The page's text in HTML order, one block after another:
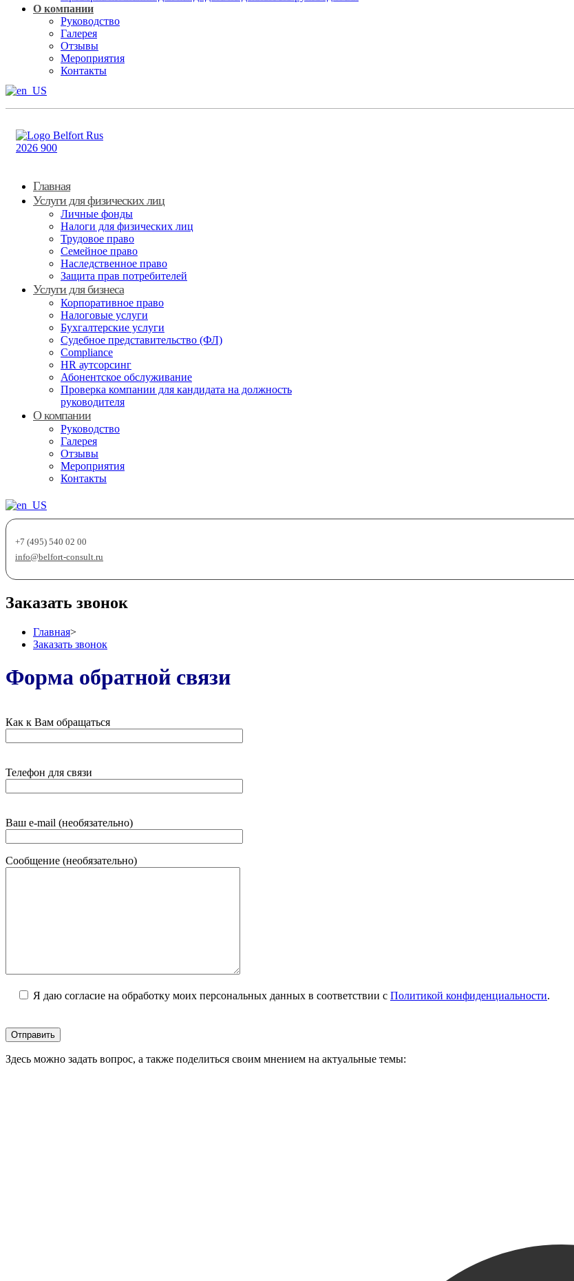
О компании
Руководство
Галерея
Отзывы
Мероприятия
Контакты
Главная
Услуги для физических лиц
Личные фонды
Налоги для физических лиц
Трудовое право
Семейное право
Наследственное право
Защита прав потребителей
Услуги для бизнеса
Корпоративное право
Налоговые услуги
Бухгалтерские услуги
Судебное представительство (ФЛ)
Compliance
HR аутсорсинг
Абонентское обслуживание
Проверка компании для кандидата на должность
руководителя
О компании
Руководство
Галерея
Отзывы
Мероприятия
Контакты
+7 (495) 540 02 00
info@belfort-consult.ru
Заказать звонок
Главная>
Заказать звонок
Форма обратной связи
Как к Вам обращаться
Телефон для связи
Ваш e-mail (необязательно)
Сообщение (необязательно)
Я даю согласие на обработку моих персональных данных в соответствии с Политикой конфиденциальности.
Здесь можно задать вопрос, а также поделиться своим мнением на актуальные темы: